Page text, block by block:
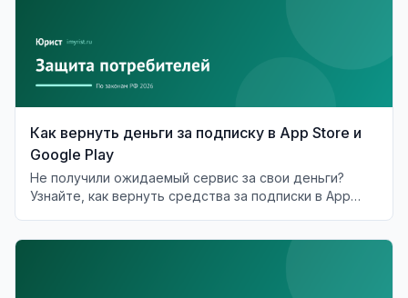
Как вернуть деньги за подписку в App Store и
Google Play
Не получили ожидаемый сервис за свои деньги?
Узнайте, как вернуть средства за подписки в App